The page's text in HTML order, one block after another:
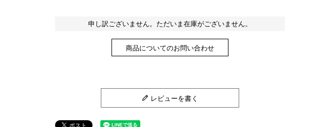
申し訳ございません。ただいま在庫がございません。
商品についてのお問い合わせ
レビューを書く